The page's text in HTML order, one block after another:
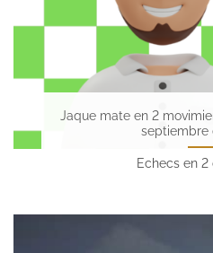
Jaque mate en 2
septiembre
Echecs en 2